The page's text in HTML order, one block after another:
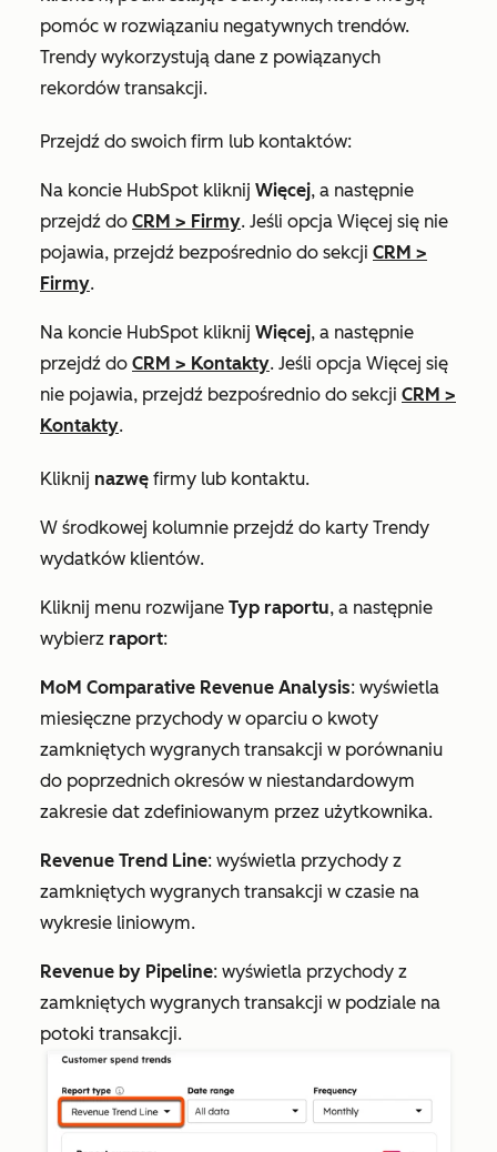
pomóc w rozwiązaniu negatywnych trendów.
Trendy wykorzystują dane z powiązanych
rekordów transakcji.
Przejdź do swoich firm lub kontaktów:
Na koncie HubSpot kliknij Więcej, a następnie
przejdź do CRM > Firmy. Jeśli opcja Więcej się nie
pojawia, przejdź bezpośrednio do sekcji CRM >
Firmy.
Na koncie HubSpot kliknij Więcej, a następnie
przejdź do CRM > Kontakty. Jeśli opcja Więcej się
nie pojawia, przejdź bezpośrednio do sekcji CRM >
Kontakty.
Kliknij nazwę firmy lub kontaktu.
W środkowej kolumnie przejdź do karty Trendy
wydatków klientów.
Kliknij menu rozwijane Typ raportu, a następnie
wybierz raport:
MoM Comparative Revenue Analysis: wyświetla
miesięczne przychody w oparciu o kwoty
zamkniętych wygranych transakcji w porównaniu
do poprzednich okresów w niestandardowym
zakresie dat zdefiniowanym przez użytkownika.
Revenue Trend Line: wyświetla przychody z
zamkniętych wygranych transakcji w czasie na
wykresie liniowym.
Revenue by Pipeline: wyświetla przychody z
zamkniętych wygranych transakcji w podziale na
potoki transakcji.